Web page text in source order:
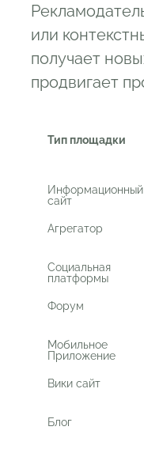
или
получает
продвигает
Тип площадки
Информационный
сайт
Агрегатор
Социальная
платформы
Форум
Мобильное
Приложение
Вики сайт
Блог